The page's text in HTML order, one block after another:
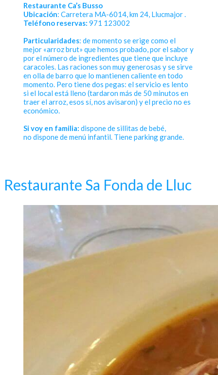
Restaurante Ca’s Busso
Ubicación: Carretera MA-6014, km 24, Llucmajor .
Teléfono reservas: 971 123002
Particularidades: de momento se erige como el
mejor «arroz brut» que hemos probado, por el sabor y
por el número de ingredientes que tiene que incluye
caracoles. Las raciones son muy generosas y se sirve
en olla de barro que lo mantienen caliente en todo
momento. Pero tiene dos pegas: el servicio es lento
si el local está lleno (tardaron más de 50 minutos en
traer el arroz, esos sí, nos avisaron) y el precio no es
económico.
Si voy en familia: dispone de sillitas de bebé,
no dispone de menú infantil. Tiene parking grande.
Restaurante Sa Fonda de Lluc